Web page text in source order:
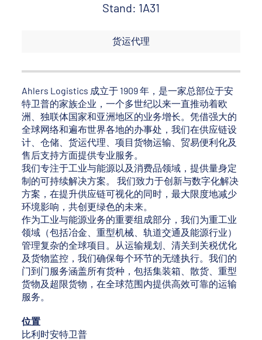
Stand: 1A31
货运代理
Ahlers Logistics 成立于 1909 年，是一家总部位于安
特卫普的家族企业，一个多世纪以来一直推动着欧
洲、独联体国家和亚洲地区的业务增长。凭借强大的
全球网络和遍布世界各地的办事处，我们在供应链设
计、仓储、货运代理、项目货物运输、贸易便利化及
售后支持方面提供专业服务。
我们专注于工业与能源以及消费品领域，提供量身定
制的可持续解决方案。 我们致力于创新与数字化解决
方案，在提升供应链可视化的同时，最大限度地减少
环境影响，共创更绿色的未来。
作为工业与能源业务的重要组成部分，我们为重工业
领域（包括冶金、重型机械、轨道交通及能源行业）
管理复杂的全球项目。从运输规划、清关到关税优化
及货物监控，我们确保每个环节的无缝执行。我们的
门到门服务涵盖所有货种，包括集装箱、散货、重型
货物及超限货物，在全球范围内提供高效可靠的运输
服务。
位置
比利时安特卫普